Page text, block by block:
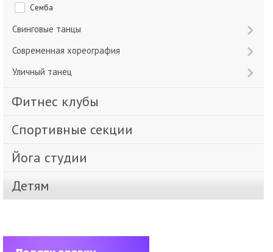
Семба
Свинговые танцы
Современная хореография
Уличный танец
Фитнес клубы
Спортивные секции
Йога студии
Детям